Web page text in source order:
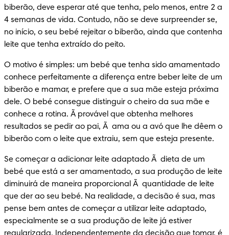
biberão, deve esperar até que tenha, pelo menos, entre 2 a
4 semanas de vida. Contudo, não se deve surpreender se,
no início, o seu bebé rejeitar o biberão, ainda que contenha
leite que tenha extraído do peito.
O motivo é simples: um bebé que tenha sido amamentado
conhece perfeitamente a diferença entre beber leite de um
biberão e mamar, e prefere que a sua mãe esteja próxima
dele. O bebé consegue distinguir o cheiro da sua mãe e
conhece a rotina. Ã provável que obtenha melhores
resultados se pedir ao pai, Ã  ama ou a avó que lhe dêem o
biberão com o leite que extraiu, sem que esteja presente.
Se começar a adicionar leite adaptado Ã  dieta de um
bebé que está a ser amamentado, a sua produção de leite
diminuirá de maneira proporcional Ã  quantidade de leite
que der ao seu bebé. Na realidade, a decisão é sua, mas
pense bem antes de começar a utilizar leite adaptado,
especialmente se a sua produção de leite já estiver